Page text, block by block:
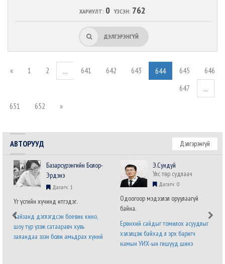
ХАРИУЛТ: 0 ҮЗСЭН: 762
ДЭЛГЭРЭНГҮЙ
« 1 2 ... 641 642 643 644 645
646
647
...
651
652 »
АВТОРУУД Дэлгэрэнгүй
Базарсүрэнгийн Болор-
Эрдэнэ
Дагагч: 1
Үг үсгийн хүчинд итгэдэг.
Тайзанд дэглэгдсэн боевик кино,
шоу түр үзэж сатааравч хувь
заяандаа эзэн болж амьдрах хүний
Э.Сундуй
Улс төр судлаач
Дагагч: 0
Одоогоор мэдээлэл оруулаагүй
байна.
Ерөнхий сайдыг томилох асуудлыг
хэлэлцэж байхад л эрх баригч
намын УИХ-ын гишүүд шинэ